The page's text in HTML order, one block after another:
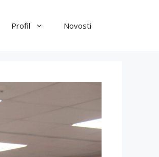
Profil Novosti